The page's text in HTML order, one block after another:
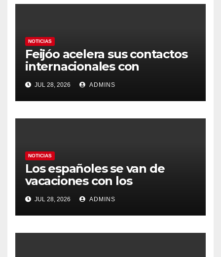
NOTICIAS
Feijóo acelera sus contactos
internacionales con
Latinoamérica como socio
prioritario en su agenda de
gobierno
JUL 28, 2026 ADMINS
NOTICIAS
Los españoles se van de
vacaciones con los
carburantes hasta un 21%
más caros que el año pasado
y los hoteles disparados
JUL 28, 2026 ADMINS